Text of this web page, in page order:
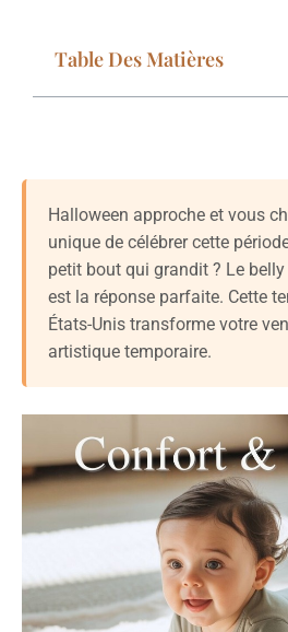
Table Des Matières
Halloween approche et vous
unique de célébrer cette
petit bout qui grandit ? Le
est la réponse parfaite. Cette
États-Unis transforme votre
artistique temporaire.